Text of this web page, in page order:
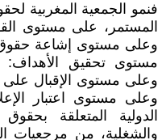
فنمو الجمعية المغربية
المستمر، على مستوى
وعلى مستوى إشاعة حقوق
مستوى تحقيق الأهداف:
وعلى مستوى الإقبال على
وعلى مستوى اعتبار
الدولية المتعلقة
والشغلية، من مرجعيات